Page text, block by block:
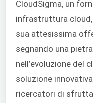
CloudSigma, un
infrastruttura
sua attesissima
segnando una
nell’evoluzione del
soluzione
ricercatori di